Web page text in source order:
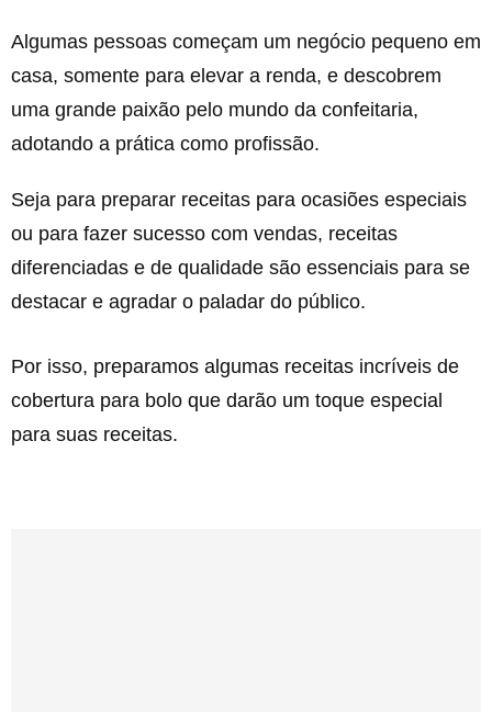
Algumas pessoas começam um negócio pequeno em
casa, somente para elevar a renda, e descobrem
uma grande paixão pelo mundo da confeitaria,
adotando a prática como profissão.
Seja para preparar receitas para ocasiões especiais
ou para fazer sucesso com vendas, receitas
diferenciadas e de qualidade são essenciais para se
destacar e agradar o paladar do público.
Por isso, preparamos algumas receitas incríveis de
cobertura para bolo que darão um toque especial
para suas receitas.